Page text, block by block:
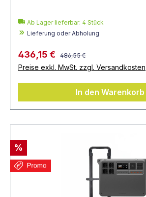
Ab Lager lieferbar: 4 Stück
Lieferung oder Abholung
436,15 € 486,55 €
Preise exkl. MwSt. zzgl. Versandkosten
In den Warenkorb
%